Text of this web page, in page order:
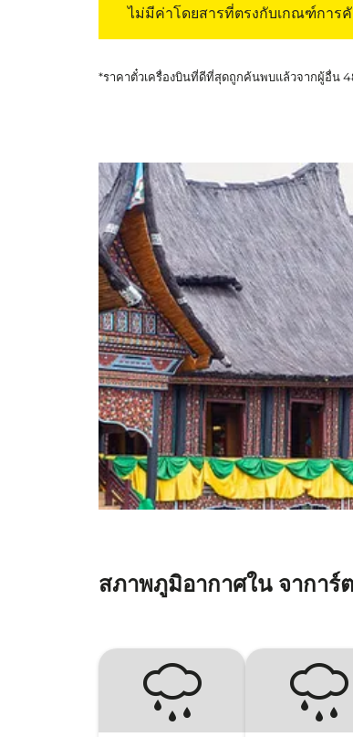
ไม่มีค่าโดยสารที่ตรงกับเกณฑ์การ
*ราคาตั๋วเครื่องบินที่ดีที่สุดถูกค้นพบแล้วจากผู้อื่น
สภาพภูมิอากาศใน จาการ์